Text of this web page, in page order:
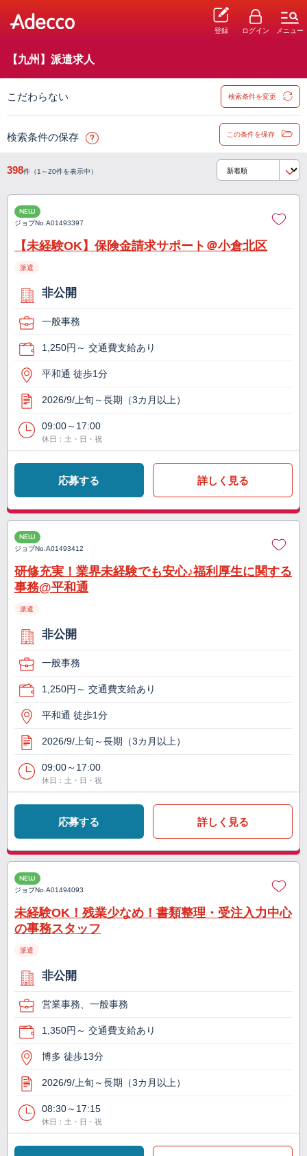
登録 ログイン メニュー
【九州】派遣求人
こだわらない 検索条件を変更
検索条件の保存 この条件を保存
398件（1～20件を表示中）
NEW
ジョブNo.A01493397
【未経験OK】保険金請求サポート＠小倉北区
派遣
非公開
一般事務
1,250円～ 交通費支給あり
平和通 徒歩1分
2026/9/上旬～長期（3カ月以上）
09:00～17:00
休日：土・日・祝
応募する 詳しく見る
NEW
ジョブNo.A01493412
研修充実！業界未経験でも安心♪福利厚生に関する
事務@平和通
派遣
非公開
一般事務
1,250円～ 交通費支給あり
平和通 徒歩1分
2026/9/上旬～長期（3カ月以上）
09:00～17:00
休日：土・日・祝
応募する 詳しく見る
NEW
ジョブNo.A01494093
未経験OK！残業少なめ！書類整理・受注入力中心
の事務スタッフ
派遣
非公開
営業事務、一般事務
1,350円～ 交通費支給あり
博多 徒歩13分
2026/9/上旬～長期（3カ月以上）
08:30～17:15
休日：土・日・祝